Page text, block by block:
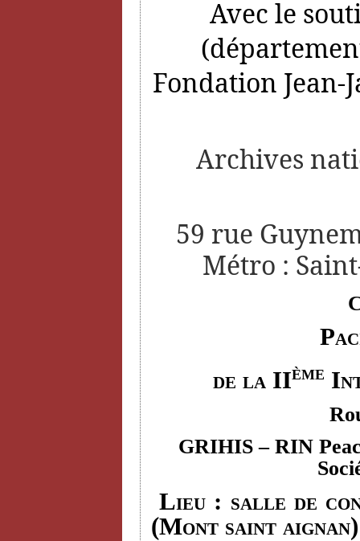
Avec le
Fondation Jean-
Archives
59 rue
Métro :
de la IIème
GRIHIS – RIN
Lieu : salle de
(Mont saint aignan)